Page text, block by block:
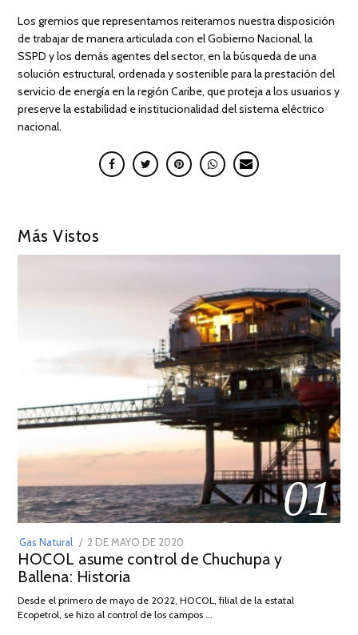
Los gremios que representamos reiteramos nuestra disposición
de trabajar de manera articulada con el Gobierno Nacional, la
SSPD y los demás agentes del sector, en la búsqueda de una
solución estructural, ordenada y sostenible para la prestación del
servicio de energía en la región Caribe, que proteja a los usuarios y
preserve la estabilidad e institucionalidad del sistema eléctrico
nacional.
Más Vistos
01
Gas Natural
POSTED
ON
2 DE MAYO DE 2020
DE
2026
HOCOL asume control de Chuchupa y
Ballena: Historia
Desde el primero de mayo de 2022, HOCOL, filial de la estatal
Ecopetrol, se hizo al control de los campos …